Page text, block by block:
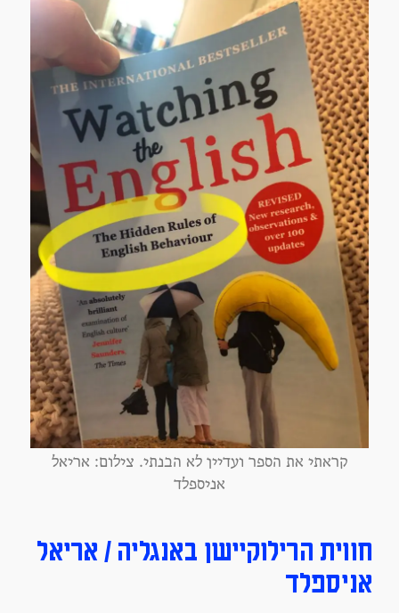
חווית הרילוקיישן באנגליה / אריאל
אניספלד
קראתי את הספר ועדיין לא הבנתי. צילום: אריאל
אניספלד